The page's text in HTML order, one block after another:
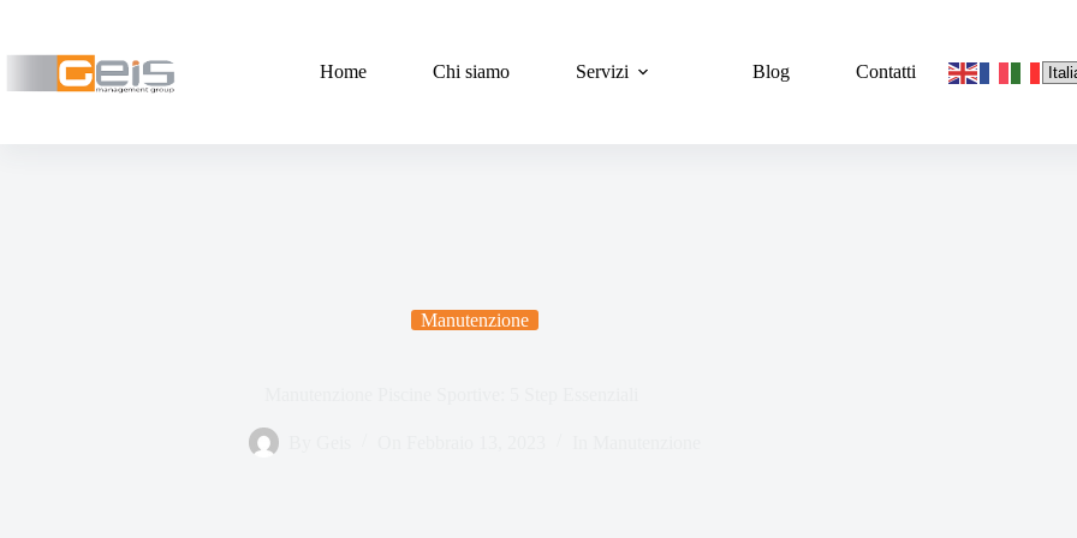
Home Chi siamo Servizi Blog Contatti
Manutenzione